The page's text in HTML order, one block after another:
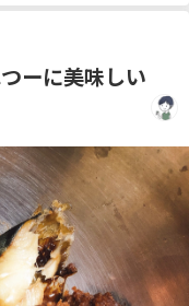
ーに美味しい